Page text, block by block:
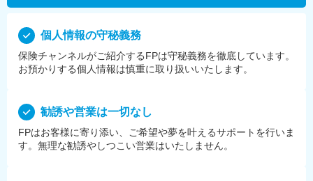
個⼈情報の守秘義務
保険チャンネルがご紹介するFPは守秘義務を徹底しています。
お預かりする個⼈情報は慎重に取り扱いいたします。
勧誘や営業は⼀切なし
FPはお客様に寄り添い、ご希望や夢を叶えるサポートを⾏いま
す。無理な勧誘やしつこい営業はいたしません。